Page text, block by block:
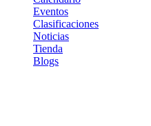
Eventos
Clasificaciones
Noticias
Tienda
Blogs